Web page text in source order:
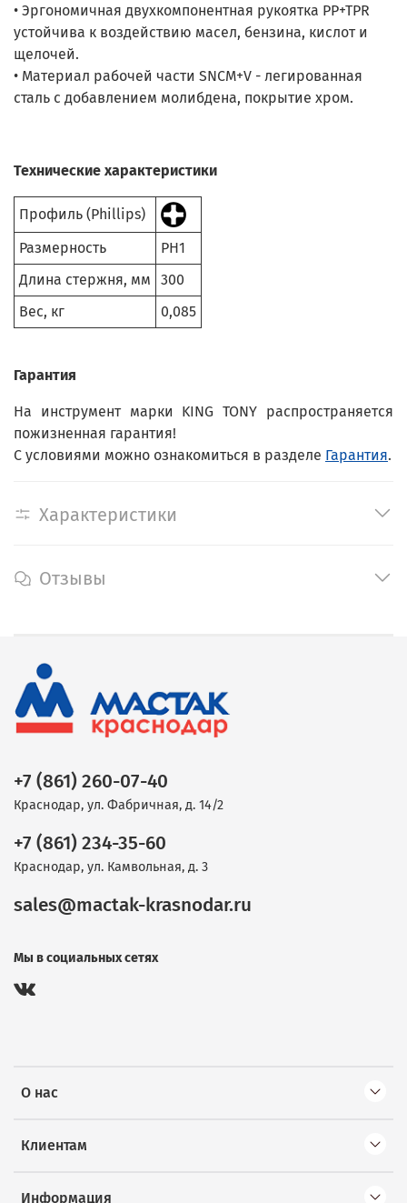
• Эргономичная двухкомпонентная рукоятка PP+TPR
устойчива к воздействию масел, бензина, кислот и
щелочей.
• Материал рабочей части SNCM+V - легированная
сталь с добавлением молибдена, покрытие хром.
Технические характеристики
Профиль (Phillips)
Размерность
PH1
Длина стержня, мм
300
Вес, кг
0,085
Гарантия
На инструмент марки KING TONY распространяется
пожизненная гарантия!
С условиями можно ознакомиться в разделе Гарантия.
Характеристики
Отзывы
О нас
Клиентам
Информация
+7 (861) 260-07-40
Краснодар, ул. Фабричная, д. 14/2
+7 (861) 234-35-60
Краснодар, ул. Камвольная, д. 3
sales@mactak-krasnodar.ru
Мы в социальных сетях